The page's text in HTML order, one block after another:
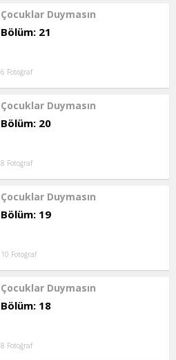
Çocuklar Duymasın
Bölüm: 21
6 Fotoğraf
Çocuklar Duymasın
Bölüm: 20
8 Fotoğraf
Çocuklar Duymasın
Bölüm: 19
10 Fotoğraf
Çocuklar Duymasın
Bölüm: 18
8 Fotoğraf